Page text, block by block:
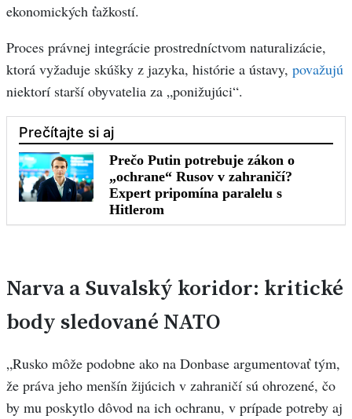
ekonomických ťažkostí.
Proces právnej integrácie prostredníctvom naturalizácie,
ktorá vyžaduje skúšky z jazyka, histórie a ústavy, považujú
niektorí starší obyvatelia za „ponižujúci“.
Narva a Suvalský koridor: kritické
body sledované NATO
„Rusko môže podobne ako na Donbase argumentovať tým,
že práva jeho menšín žijúcich v zahraničí sú ohrozené, čo
by mu poskytlo dôvod na ich ochranu, v prípade potreby aj